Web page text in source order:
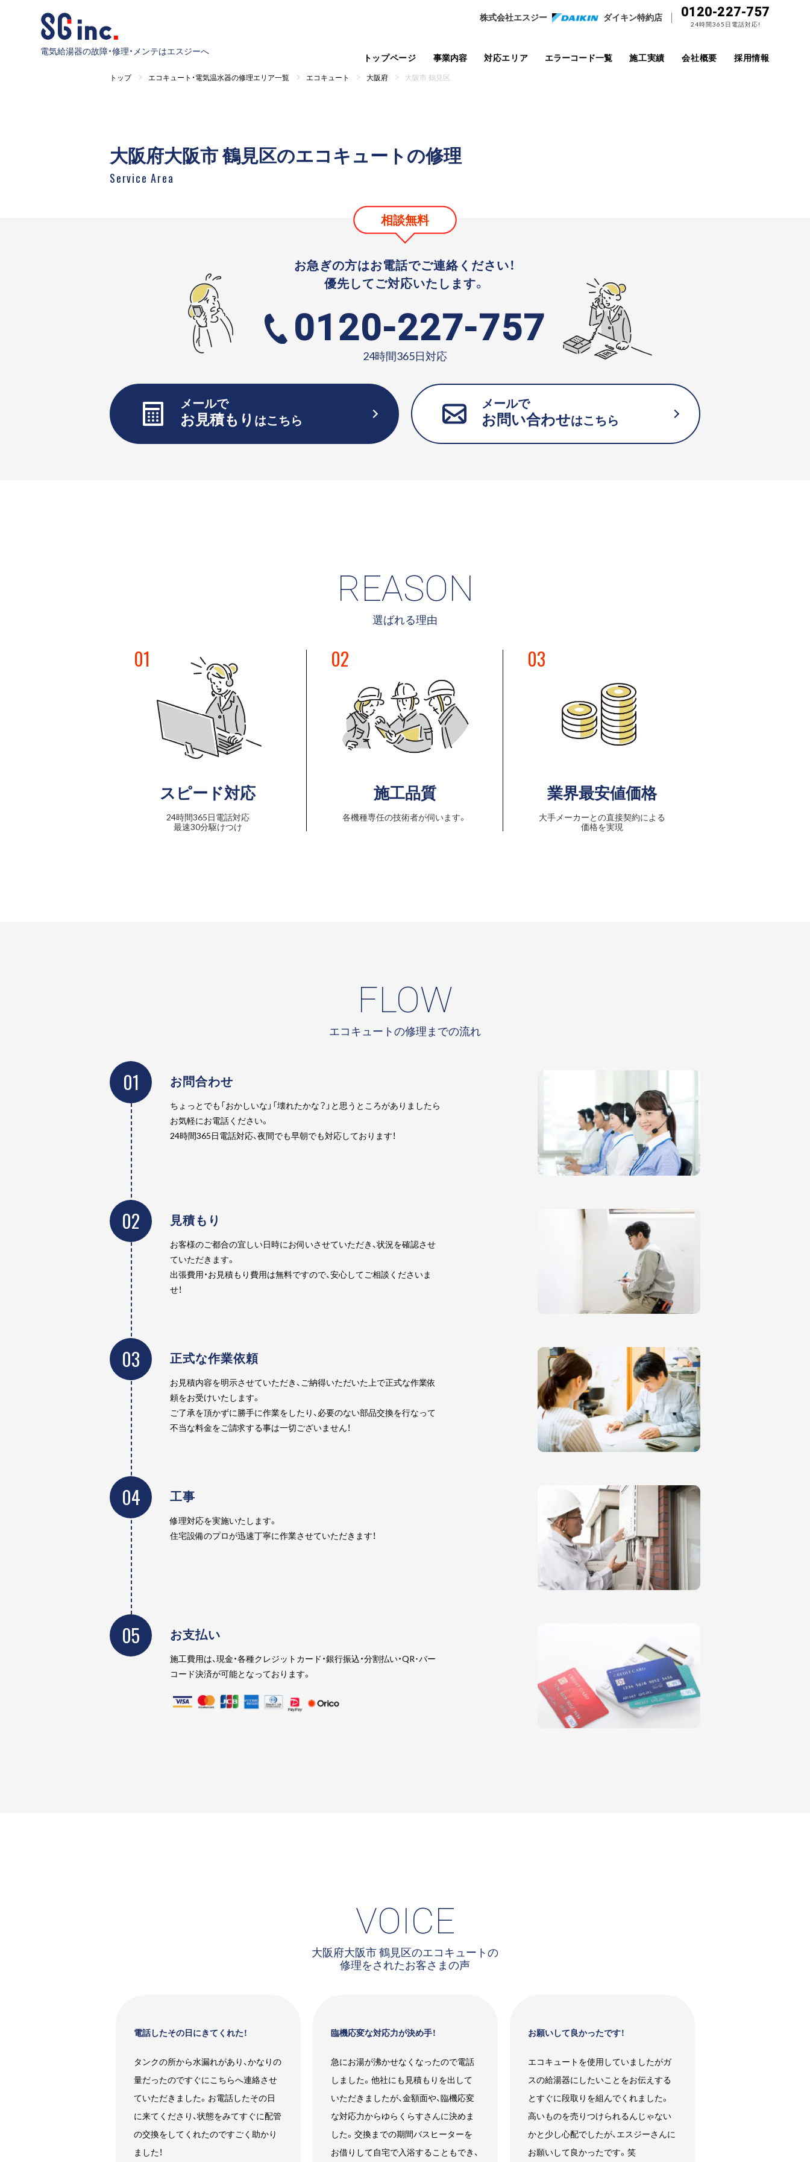
電気給湯器の故障・修理・メンテはエスジーへ
株式会社エスジー ダイキン特約店 0120-227-757
24時間365日電話対応!
トップページ 事業内容 対応エリア エラーコード一覧 施工実績 会社概要 採用情報
トップ エコキュート・電気温水器の修理エリア一覧 エコキュート 大阪府 大阪市 鶴見区
大阪府大阪市 鶴見区のエコキュートの修理
Service Area
相談無料
お急ぎの方はお電話でご連絡ください！
優先してご対応いたします。
0120-227-757
24時間365日対応
メールで
お見積もり はこちら
メールで
お問い合わせはこちら
REASON
選ばれる理由
01
スピード対応
24時間365日電話対応
最速30分駆けつけ
02
施工品質
各機種専任の技術者が伺います。
03
業界最安値価格
大手メーカーとの直接契約による
価格を実現
FLOW
エコキュートの修理までの流れ
01 お問合わせ
ちょっとでも「おかしいな」「壊れたかな？」と思うところがありましたら
お気軽にお電話ください。
24時間365日電話対応、夜間でも早朝でも対応しております！
02 見積もり
お客様のご都合の宜しい日時にお伺いさせていただき、状況を確認させ
ていただきます。
出張費用・お見積もり費用は無料ですので、安心してご相談くださいま
せ！
03 正式な作業依頼
お見積内容を明示させていただき、ご納得いただいた上で正式な作業依
頼をお受けいたします。
ご了承を頂かずに勝手に作業をしたり、必要のない部品交換を行なって
不当な料金をご請求する事は一切ございません！
04 工事
修理対応を実施いたします。
住宅設備のプロが迅速丁寧に作業させていただきます！
05 お支払い
施工費用は、現金・各種クレジットカード・銀行振込・分割払い・QR･バー
コード決済が可能となっております。
VOICE
大阪府大阪市 鶴見区のエコキュートの
修理をされたお客さまの声
電話したその日にきてくれた！
タンクの所から水漏れがあり、かなりの
量だったのですぐにこちらへ連絡させ
ていただきました。お電話したその日
に来てくださり、状態をみてすぐに配管
の交換をしてくれたのですごく助かり
ました！
臨機応変な対応力が決め手！
急にお湯が沸かせなくなったので電話
しました。他社にも見積もりを出して
いただきましたが、金額面や、臨機応変
な対応力からゆらくらすさんに決めま
した。交換までの期間バスヒーターを
お借りして自宅で入浴することもでき、
お願いして良かったです！
エコキュートを使用していましたがガ
スの給湯器にしたいことをお伝えする
とすぐに段取りを組んでくれました。
高いものを売りつけられるんじゃない
かと少し心配でしたが、エスジーさんに
お願いして良かったです。笑